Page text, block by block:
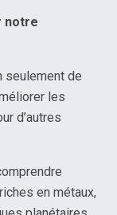
notre
seulement de
les
d’autres
en métaux,